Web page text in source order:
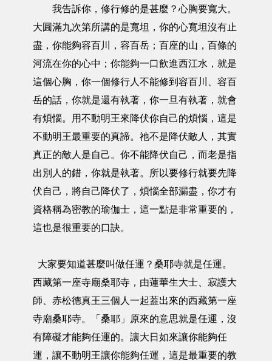
我告訴你，修行修的是甚麼？心胸要寬大。
大圓滿九次第所講的是寬坦，你的心寬坦沒有止
盡，你能夠容百川，容百岳；百座的山，百條的
河流在你的心中；你能夠一口飲進西江水，就是
這個心胸，你一個修行人不能修到容百川、容百
岳的話，你就是還有執著，你一旦有執著，就會
有煩惱。用不動明王來降伏你自己的煩惱，這是
不動明王最重要的真諦。祂不是降伏敵人，其實
真正的敵人是自己。你不能降伏自己，而老是指
出別人的錯，你就是執著。所以要修行就要先降
伏自己，將自己降伏了，煩惱全部漏盡，你才有
資格稱為密教的瑜伽士，這一點是非常重要的，
這也是很重要的口訣。
大家要知道甚麼叫做任運？桑耶寺就是任運。
西藏第一座寺廟桑耶寺，由蓮華生大士、寂護大
師、赤松德真王三個人一起蓋出來的西藏第一座
寺廟桑耶寺。「桑耶」原來的意思就是任運，沒
有障礙才能夠任運的。讓大日如來讓你能夠任
運，讓不動明王讓你能夠任運，這是最重要的教